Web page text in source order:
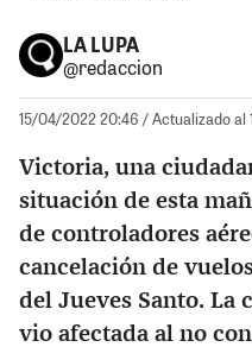
LA LUPA
@redaccion
15/04/2022 20:46 / Actualizado al
Victoria, una
situación de esta
de controladores
cancelación de
del Jueves Santo. La
vio afectada al no